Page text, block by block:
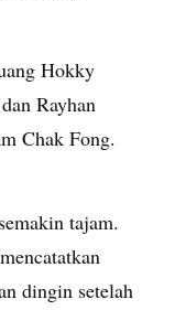
Hokky
Rayhan
Chak Fong.
tajam.
dingin setelah